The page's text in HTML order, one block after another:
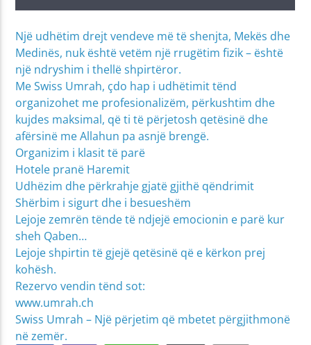
Një udhëtim drejt vendeve më të shenjta, Mekës dhe
Medinës, nuk është vetëm një rrugëtim fizik – është
një ndryshim i thellë shpirtëror.
Me Swiss Umrah, çdo hap i udhëtimit tënd
organizohet me profesionalizëm, përkushtim dhe
kujdes maksimal, që ti të përjetosh qetësinë dhe
afërsinë me Allahun pa asnjë brengë.
Organizim i klasit të parë
Hotele pranë Haremit
Udhëzim dhe përkrahje gjatë gjithë qëndrimit
Shërbim i sigurt dhe i besueshëm
Lejoje zemrën tënde të ndjejë emocionin e parë kur
sheh Qaben…
Lejoje shpirtin të gjejë qetësinë që e kërkon prej
kohësh.
Rezervo vendin tënd sot:
www.umrah.ch
Swiss Umrah – Një përjetim që mbetet përgjithmonë
në zemër.